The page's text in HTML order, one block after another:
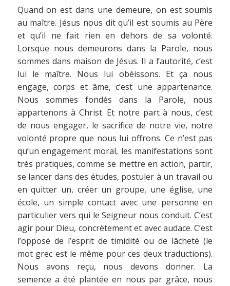
Quand on est dans une demeure, on est soumis
au maître. Jésus nous dit qu’il est soumis au Père
et qu’il ne fait rien en dehors de sa volonté.
Lorsque nous demeurons dans la Parole, nous
sommes dans maison de Jésus. Il a l’autorité, c’est
lui le maître. Nous lui obéissons. Et ça nous
engage, corps et âme, c’est une appartenance.
Nous sommes fondés dans la Parole, nous
appartenons à Christ. Et notre part à nous, c’est
de nous engager, le sacrifice de notre vie, notre
volonté propre que nous lui offrons. Ce n’est pas
qu’un engagement moral, les manifestations sont
très pratiques, comme se mettre en action, partir,
se lancer dans des études, postuler à un travail ou
en quitter un, créer un groupe, une église, une
école, un simple contact avec une personne en
particulier vers qui le Seigneur nous conduit. C’est
agir pour Dieu, concrètement et avec audace. C’est
l’opposé de l’esprit de timidité ou de lâcheté (le
mot grec est le même pour ces deux traductions).
Nous avons reçu, nous devons donner. La
semence a été plantée en nous par grâce, nous